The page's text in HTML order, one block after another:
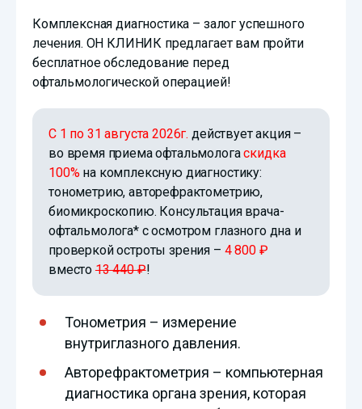
Комплексная диагностика – залог успешного
лечения. ОН КЛИНИК предлагает вам пройти
бесплатное обследование перед
офтальмологической операцией!
С 1 по 31 августа 2026г. действует акция –
во время приема офтальмологаскидка
100%на комплексную диагностику:
тонометрию, авторефрактометрию,
биомикроскопию. Консультация врача-
офтальмолога* с осмотром глазного дна и
проверкой остроты зрения – 4 800 ₽
вместо13 440 ₽!
Тонометрия – измерение
внутриглазного давления.
Авторефрактометрия – компьютерная
диагностика органа зрения, которая